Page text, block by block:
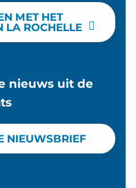
MET HET
LA ROCHELLE
nieuws uit de
NIEUWSBRIEF